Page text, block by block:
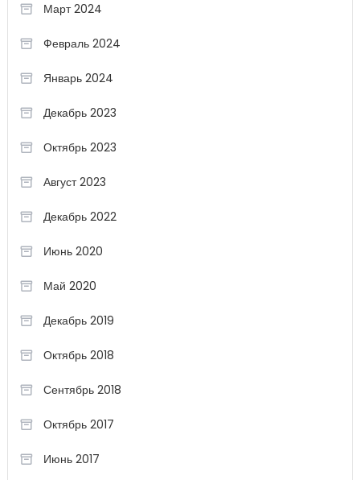
Март 2024
Февраль 2024
Январь 2024
Декабрь 2023
Октябрь 2023
Август 2023
Декабрь 2022
Июнь 2020
Май 2020
Декабрь 2019
Октябрь 2018
Сентябрь 2018
Октябрь 2017
Июнь 2017